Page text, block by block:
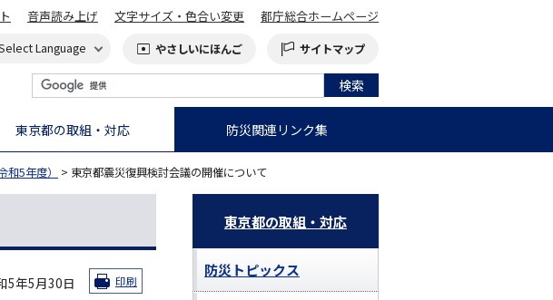
音声読み上げ 文字サイズ・色合い変更 都庁総合ホームページ
やさしいにほんご サイトマップ
東京都の取組・対応 防災関連リンク集
和5年度） > 東京都震災復興検討会議の開催について
5年5月30日 印刷
東京都の取組・対応
防災トピックス